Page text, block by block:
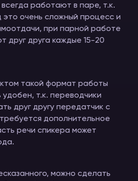
работают в паре, т.к.
очень сложный процесс и
при парной работе
друг друга каждые 15-20
такой формат работы
т.к. переводчики
друг другу передатчик с
дополнительное
речи спикера может
можно сделать